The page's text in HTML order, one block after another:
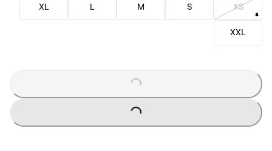
XS
S
M
L
XL
XXL
L
.
L
.